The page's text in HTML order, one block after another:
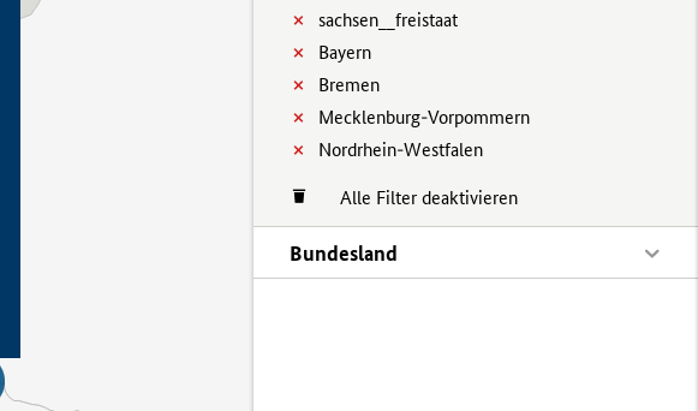
sachsen__freistaat
Bayern
Bremen
Mecklenburg-Vorpommern
Nordrhein-Westfalen
Alle Filter deaktivieren
Bundesland